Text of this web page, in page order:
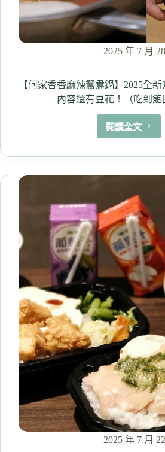
2025 年 7 月
【何家香香麻辣鴛鴦鍋】2025全
內容還有豆花！（吃到飽
閱讀全文
【何
香
辣
鴛
鴦
鍋】
2025
全
新
升
級、
豐
富
自
助
吧
內
容
還
有
豆
花！
（吃
2025 年 7 月